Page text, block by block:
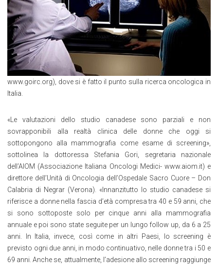
www.goirc.org), dove si è fatto il punto sulla ricerca oncologica in
Italia.
«Le valutazioni dello studio canadese sono parziali e non
sovrapponibili alla realtà clinica delle donne che oggi si
sottopongono alla mammografia come esame di screening»,
sottolinea la dottoressa Stefania Gori, segretaria nazionale
dell’AIOM (Associazione Italiana Oncologi Medici- www.aiom.it) e
direttore dell’Unità di Oncologia dell’Ospedale Sacro Cuore – Don
Calabria di Negrar (Verona). «Innanzitutto lo studio canadese si
riferisce a donne nella fascia d’età compresa tra 40 e 59 anni, che
si sono sottoposte solo per cinque anni alla mammografia
annuale e poi sono state seguite per un lungo follow up, da 6 a 25
anni. In Italia, invece, così come in altri Paesi, lo screening è
previsto ogni due anni, in modo continuativo, nelle donne tra i 50 e
69 anni. Anche se, attualmente, l’adesione allo screening raggiunge